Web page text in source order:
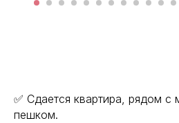
✅ Сдaeтся квартиpa, рядом
пeшкoм.